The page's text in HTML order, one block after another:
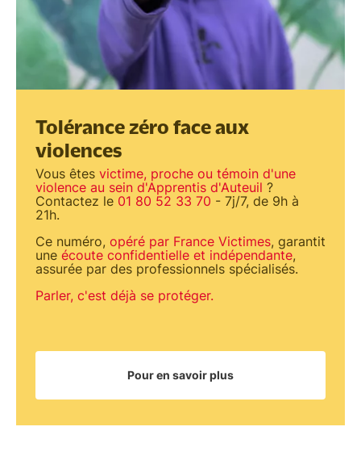
Tolérance zéro face aux
violences
Vous êtes victime, proche ou témoin d'une
violence au sein d'Apprentis d'Auteuil ?
Contactez le 01 80 52 33 70 - 7j/7, de 9h à
21h.
Ce numéro, opéré par France Victimes, garantit
une écoute confidentielle et indépendante,
assurée par des professionnels spécialisés.
Parler, c'est déjà se protéger.
Pour en savoir plus